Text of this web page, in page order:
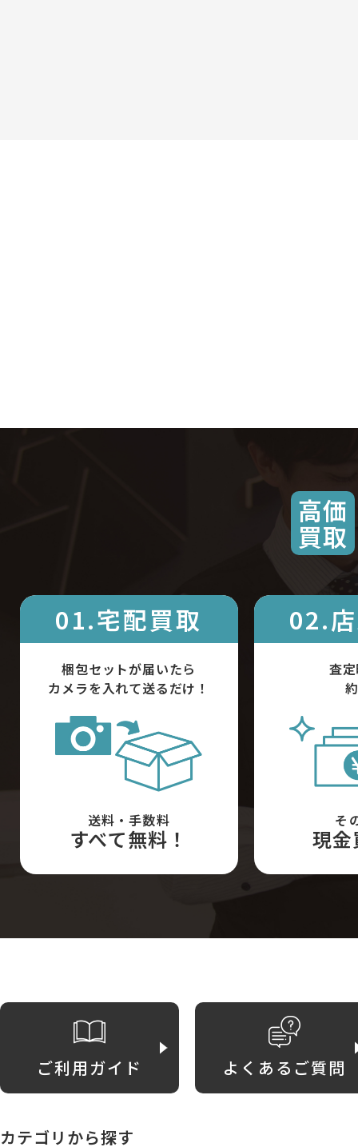
高価
買取
01.宅配買取
梱包セットが届いたら
カメラを入れて送るだけ！
送料・手数料
すべて無料！
02.
査
そ
現
ご利用ガイド よくあるご質問
カテゴリから探す